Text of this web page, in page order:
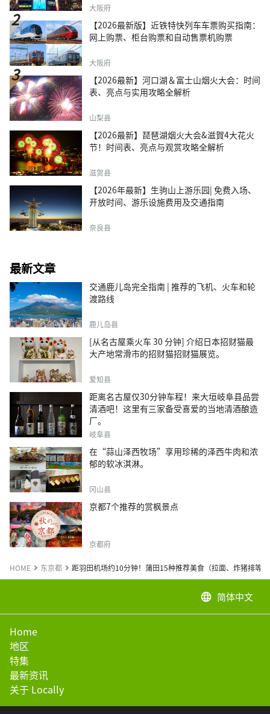
大阪府
【2026最新版】近铁特快列车车票购买指南：
网上购票、柜台购票和自动售票机购票
大阪府
【2026最新】河口湖＆富士山烟火大会：时间
表、亮点与实用攻略全解析
山梨县
【2026最新】琵琶湖烟火大会&滋賀4大花火
节！时间表、亮点与观赏攻略全解析
滋贺县
【2026年最新】生驹山上游乐园| 免费入场、
开放时间、游乐设施费用及交通指南
奈良县
最新文章
交通鹿儿岛完全指南 | 推荐的飞机、火车和轮
渡路线
鹿儿岛县
[从名古屋乘火车 30 分钟] 介绍日本招财猫最
大产地常滑市的招财猫招财猫展览。
爱知县
距离名古屋仅30分钟车程！来大垣岐阜县品尝
清酒吧！这里有三家备受喜爱的当地清酒酿造
厂。
岐阜县
在“蒜山泽西牧场”享用珍稀的泽西牛肉和浓
郁的软冰淇淋。
冈山县
京都7个推荐的赏枫景点
京都府
HOME 东京都 距羽田机场约10分钟！蒲田15种推荐美食（拉面、炸猪排等）
language 简体中文
Home
地区
特集
最新资讯
关于 Locally